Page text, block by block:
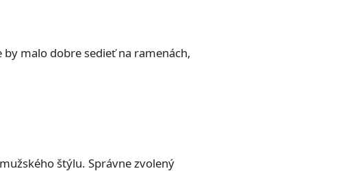
malo dobre sedieť na ramenách,
štýlu. Správne zvolený